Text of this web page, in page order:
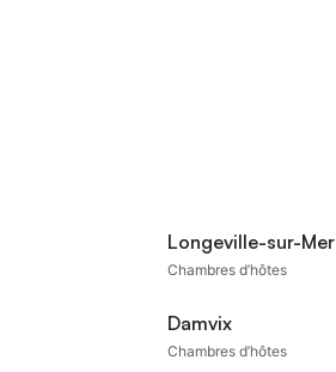
Longeville-sur-Mer
Chambres d’hôtes
Damvix
Chambres d’hôtes